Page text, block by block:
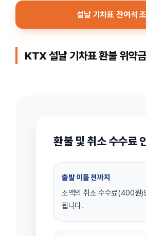
설날 기차표 잔여석
KTX 설날 기차표 환불 위약
환불 및 취소 수수료
출발 이틀 전까지
소액의 취소 수수료(400원)
됩니다.